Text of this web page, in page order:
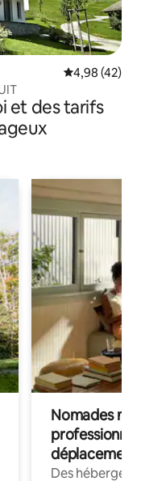
Évaluation
4,98 (42)
et des tarifs
Nomades
déplacement
Des